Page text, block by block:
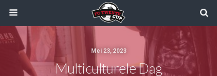
Mei 23, 2023
Multiculturele Dag